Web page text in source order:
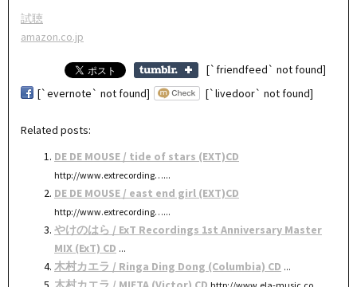
試聴
amazon.co.jp
[`friendfeed` not found]
[`evernote` not found]
[`livedoor` not found]
Related posts:
DE DE MOUSE / tide of stars (EXT)CD
http://www.extrecording…...
DE DE MOUSE / east end girl (EXT)CD
http://www.extrecording…...
やけのはら / ExT Recordings 1st Anniversary Master
MIX (ExT) CD ...
木村カエラ / Ringa Ding Dong (Columbia) CD ...